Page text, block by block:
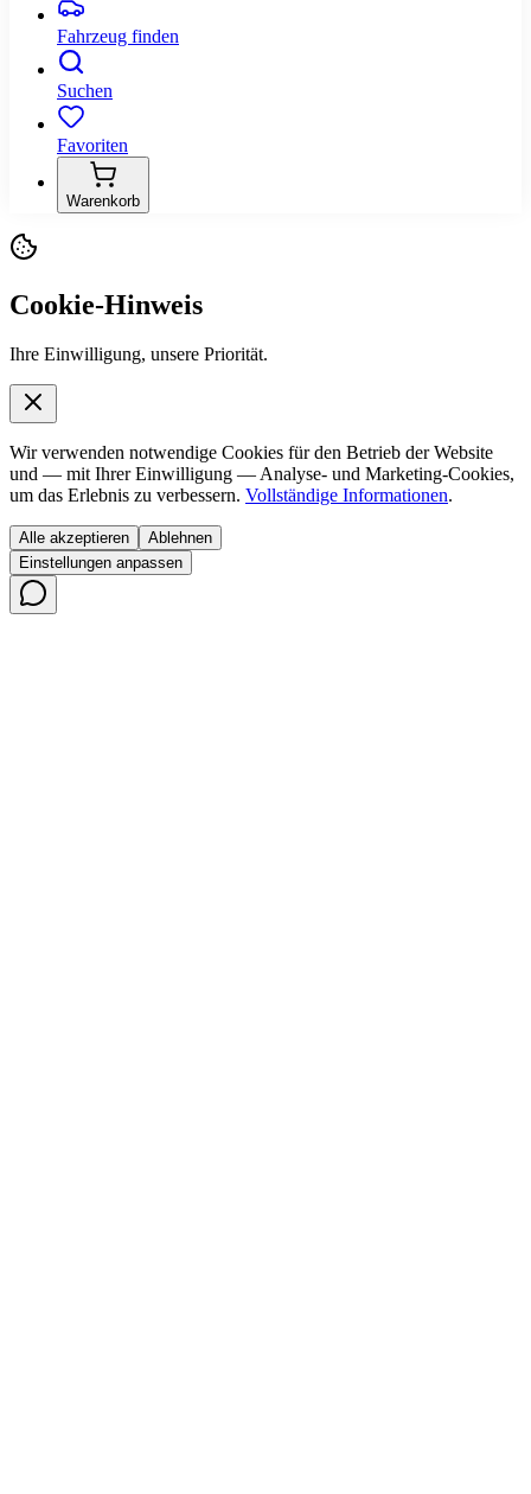
Fahrzeug finden
Suchen
Favoriten
Warenkorb
Cookie-Hinweis
Ihre Einwilligung, unsere Priorität.
Wir verwenden notwendige Cookies für den Betrieb der Website
und — mit Ihrer Einwilligung — Analyse- und Marketing-Cookies,
um das Erlebnis zu verbessern. Vollständige Informationen.
Alle akzeptieren
Ablehnen
Einstellungen anpassen